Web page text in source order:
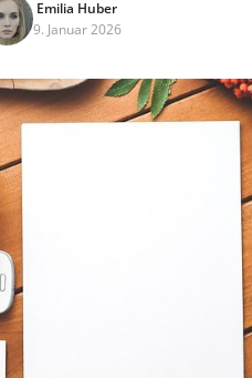
Emilia Huber
9. Januar 2026